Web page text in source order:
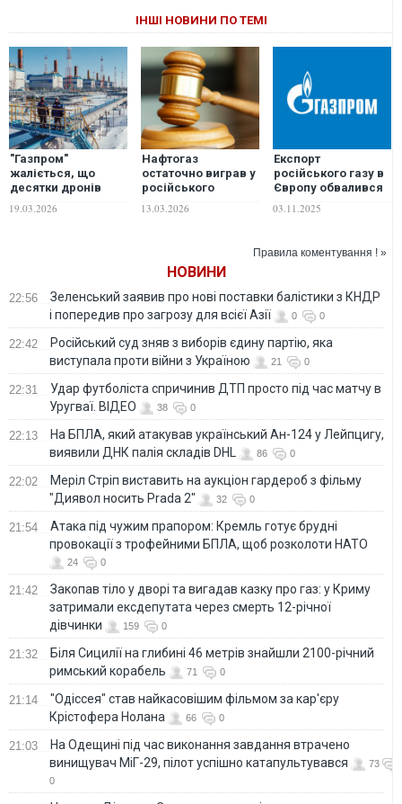
ІНШІ НОВИНИ ПО ТЕМІ
"Газпром"
жаліється, що
десятки дронів
вдарили по його
експортних
19.03.2026
Нафтогаз
остаточно виграв у
російського
газпрому суд на
$1,4 млрд
13.03.2026
Експорт
російського газу в
Європу обвалився
до мінімумів за
понад 50 років
03.11.2025
Правила коментування ! »
НОВИНИ
22:56
Зеленський заявив про нові поставки балістики з КНДР
і попередив про загрозу для всієї Азії
0 0
22:42
Російський суд зняв з виборів єдину партію, яка
виступала проти війни з Україною
21 0
22:31
Удар футболіста спричинив ДТП просто під час матчу в
Уругваї. ВІДЕО
38 0
22:13
На БПЛА, який атакував український Ан-124 у Лейпцигу,
виявили ДНК палія складів DHL
86 0
22:02
Меріл Стріп виставить на аукціон гардероб з фільму
"Диявол носить Prada 2"
32 0
21:54
Атака під чужим прапором: Кремль готує брудні
провокації з трофейними БПЛА, щоб розколоти НАТО
24 0
21:42
Закопав тіло у дворі та вигадав казку про газ: у Криму
затримали ексдепутата через смерть 12-річної
дівчинки
159 0
21:32
Біля Сицилії на глибині 46 метрів знайшли 2100-річний
римський корабель
71 0
21:14
"Одіссея" став найкасовішим фільмом за кар'єру
Крістофера Нолана
66 0
21:03
На Одещині під час виконання завдання втрачено
винищувач МіГ-29, пілот успішно катапультувався
73
0